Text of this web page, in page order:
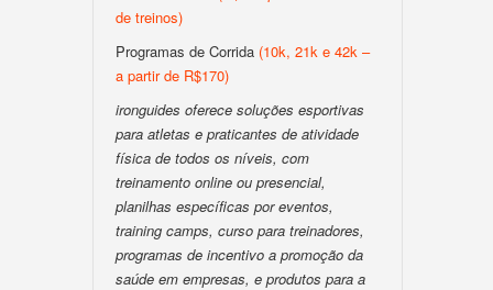
de treinos)
Programas de Corrida (10k, 21k e 42k –
a partir de R$170)
ironguides oferece soluções esportivas
para atletas e praticantes de atividade
física de todos os níveis, com
treinamento online ou presencial,
planilhas específicas por eventos,
training camps, curso para treinadores,
programas de incentivo a promoção da
saúde em empresas, e produtos para a